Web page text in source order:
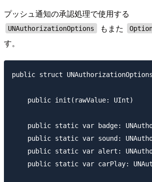
プッシュ通知の承認処理で使用する
UNAuthorizationOptions もまた
す。
public struct
    public init(rawValue: UInt)
public static var badge:
public static var sound:
public static var alert:
public static var carPlay: